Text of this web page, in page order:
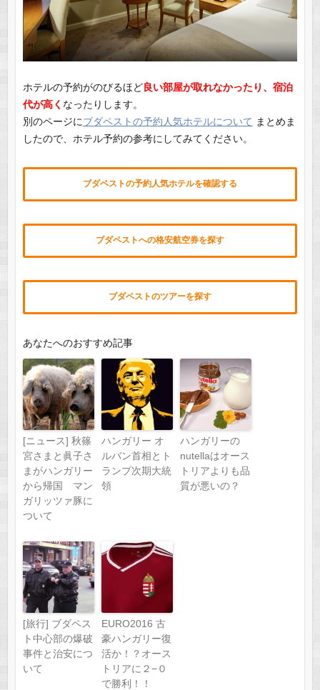
ホテルの予約がのびるほど良い部屋が取れなかったり、宿泊
代が高く なったりします。
別のページにブダペストの予約人気ホテルについて まとめま
したので、ホテル予約の参考にしてみてください。
ブダペストの予約人気ホテルを確認する
ブダペストへの格安航空券を探す
ブダペストのツアーを探す
あなたへのおすすめ記事
[ニュース] 秋篠
宮さまと眞子さ
まがハンガリー
から帰国 マン
ガリッツァ豚に
ついて
ハンガリー オ
ルバン首相とト
ランプ次期大統
領
ハンガリーの
nutellaはオース
トリアよりも品
質が悪いの？
[旅行] ブダペス
ト中心部の爆破
事件と治安につ
いて
EURO2016 古
豪ハンガリー復
活か！？オース
トリアに２−０
で勝利！！